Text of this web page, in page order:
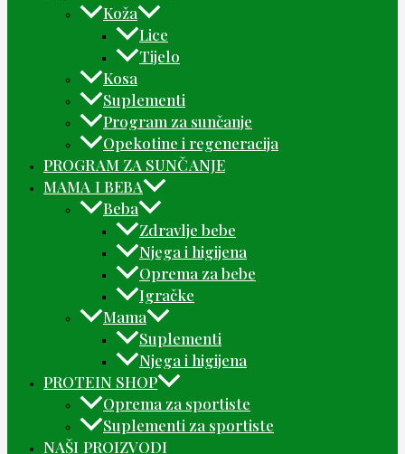
Koža
Lice
Tijelo
Kosa
Suplementi
Program za sunčanje
Opekotine i regeneracija
PROGRAM ZA SUNČANJE
MAMA I BEBA
Beba
Zdravlje bebe
Njega i higijena
Oprema za bebe
Igračke
Mama
Suplementi
Njega i higijena
PROTEIN SHOP
Oprema za sportiste
Suplementi za sportiste
NAŠI PROIZVODI